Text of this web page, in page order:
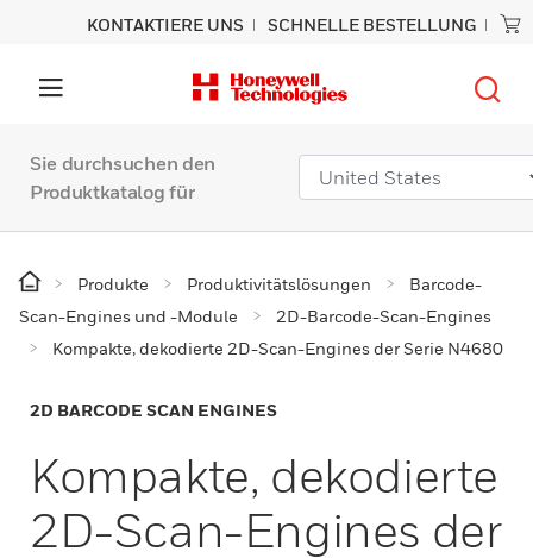
KONTAKTIERE UNS SCHNELLE BESTELLUNG
Sie durchsuchen den
Produktkatalog für
Produkte Produktivitätslösungen
Barcode-
Scan-Engines und -Module
2D-Barcode-Scan-Engines
Kompakte, dekodierte 2D-Scan-Engines der Serie N4680
2D BARCODE SCAN ENGINES
Kompakte, dekodierte
2D-Scan-Engines der